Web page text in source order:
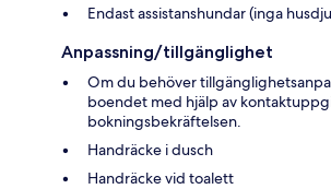
Endast assistanshundar (inga
Anpassning/tillgänglighet
Om du behöver
boendet med hjälp av
bokningsbekräftelsen.
Handräcke i dusch
Handräcke vid toalett